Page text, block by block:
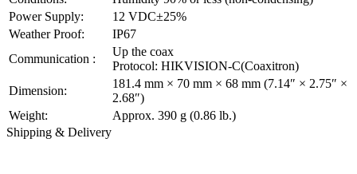
Power Supply:
12 VDC±25%
Weather Proof:
IP67
Communication :
Up the coax
Protocol: HIKVISION-C(Coaxitron)
Dimension:
181.4 mm × 70 mm × 68 mm (7.14″ × 2.75″ ×
2.68″)
Weight:
Approx. 390 g (0.86 lb.)
Shipping & Delivery